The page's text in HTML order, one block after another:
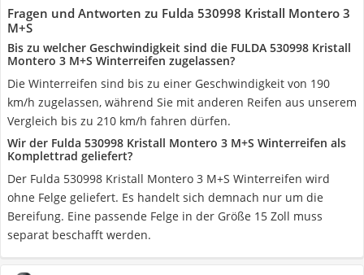
Fragen und Antworten zu Fulda 530998 Kristall Montero 3
M+S
Bis zu welcher Geschwindigkeit sind die FULDA 530998 Kristall
Montero 3 M+S Winterreifen zugelassen?
Die Winterreifen sind bis zu einer Geschwindigkeit von 190
km/h zugelassen, während Sie mit anderen Reifen aus unserem
Vergleich bis zu 210 km/h fahren dürfen.
Wir der Fulda 530998 Kristall Montero 3 M+S Winterreifen als
Komplettrad geliefert?
Der Fulda 530998 Kristall Montero 3 M+S Winterreifen wird
ohne Felge geliefert. Es handelt sich demnach nur um die
Bereifung. Eine passende Felge in der Größe 15 Zoll muss
separat beschafft werden.